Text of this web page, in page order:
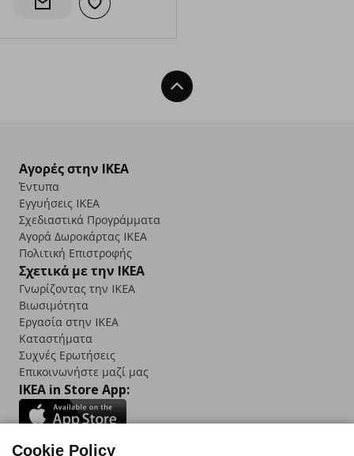
Ενημέρωση διαθεσιμότητας
Προσθήκη στα αγαπημένα
Back To Top
Αγορές στην IKEA
Έντυπα
Εγγυήσεις IKEA
Σχεδιαστικά Προγράμματα
Αγορά Δωρoκάρτας IKEA
Πολιτική Επιστροφής
Σχετικά με την IKEA
Γνωρίζοντας την IKEA
Βιωσιμότητα
Εργασία στην IKEA
Καταστήματα
Συχνές Ερωτήσεις
Επικοινωνήστε μαζί μας
IKEA in Store App:
Cookie Policy